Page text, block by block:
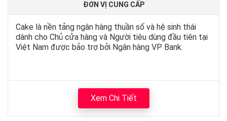
ĐƠN VỊ CUNG CẤP
Cake là nền tảng ngân hàng thuần số và hệ sinh thái
dành cho Chủ cửa hàng và Người tiêu dùng đầu tiên tại
Việt Nam được bảo trợ bởi Ngân hàng VP Bank.
Xem Chi Tiết